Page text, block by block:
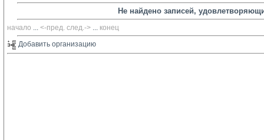
Не найдено записей,
начало ... <-пред. след.-> ... конец
Добавить организацию